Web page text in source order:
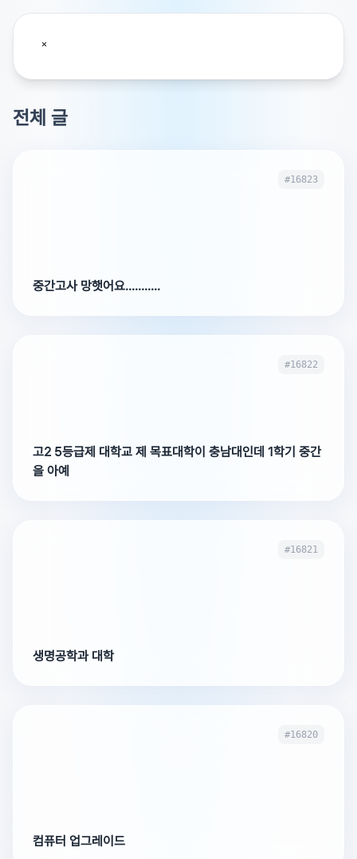
전체 글
#16823
중간고사 망햇어요...........
#16822
고2 5등급제 대학교 제 목표대학이 충남대인데 1학기 중간
을 아예
#16821
생명공학과 대학
#16820
컴퓨터 업그레이드